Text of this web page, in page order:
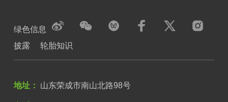
绿色信息
披露
轮胎知识
地址： 山东荣成市南山北路98号